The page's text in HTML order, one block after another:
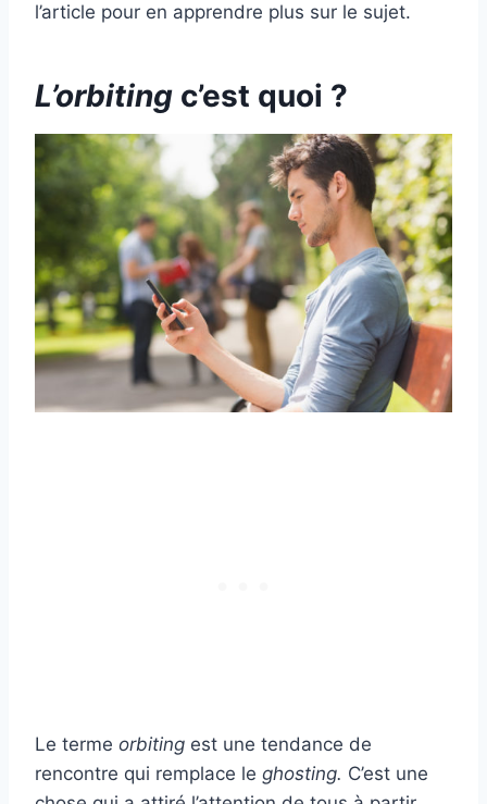
l’article pour en apprendre plus sur le sujet.
L’orbiting c’est quoi ?
Le terme orbiting est une tendance de
rencontre qui remplace le ghosting. C’est une